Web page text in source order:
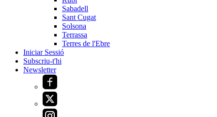
Sabadell
Sant Cugat
Solsona
Terrassa
Terres de l'Ebre
Iniciar Sessió
Subscriu-t'hi
Newsletter